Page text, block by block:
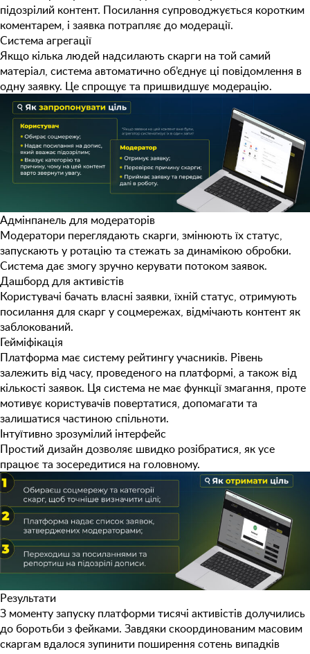
підозрілий контент. Посилання супроводжується коротким
коментарем, і заявка потрапляє до модерації.
Система агрегації
Якщо кілька людей надсилають скарги на той самий
матеріал, система автоматично об’єднує ці повідомлення в
одну заявку. Це спрощує та пришвидшує модерацію.
Адмінпанель для модераторів
Модератори переглядають скарги, змінюють їх статус,
запускають у ротацію та стежать за динамікою обробки.
Система дає змогу зручно керувати потоком заявок.
Дашборд для активістів
Користувачі бачать власні заявки, їхній статус, отримують
посилання для скарг у соцмережах, відмічають контент як
заблокований.
Гейміфікація
Платформа має систему рейтингу учасників. Рівень
залежить від часу, проведеного на платформі, а також від
кількості заявок. Ця система не має функції змагання, проте
мотивує користувачів повертатися, допомагати та
залишатися частиною спільноти.
Інтуїтивно зрозумілий інтерфейс
Простий дизайн дозволяє швидко розібратися, як усе
працює та зосередитися на головному.
Результати
З моменту запуску платформи тисячі активістівдолучились
до боротьби з фейками. Завдяки скоординованим масовим
скаргам вдалося зупинити поширення сотень випадків